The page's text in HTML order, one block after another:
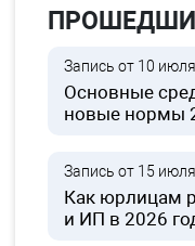
Запись от 10
Основные
новые нормы
Запись от 15
Как юрлицам
и ИП в 2026